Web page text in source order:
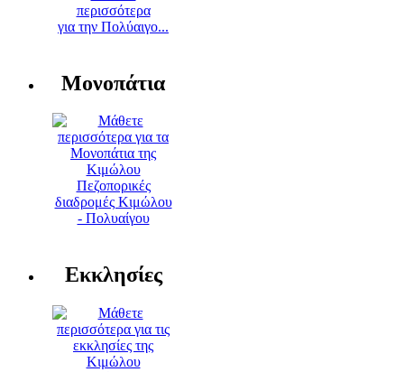
περισσότερα
για την Πολύαιγο...
Μονοπάτια
Πεζοπορικές
διαδρομές Κιμώλου
- Πολυαίγου
Εκκλησίες